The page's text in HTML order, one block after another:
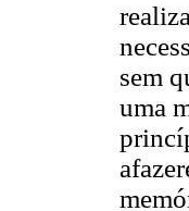
sem
uma